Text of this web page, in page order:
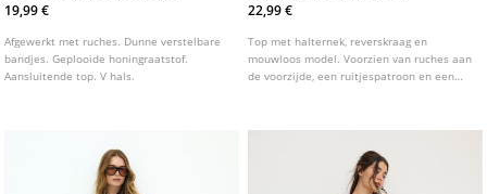
19,99 €
Afgewerkt met ruches. Dunne verstelbare
bandjes. Geplooide honingraatstof.
Aansluitende top. V hals.
22,99 €
Top met halternek, reverskraag en
mouwloos model. Voorzien van ruches aan
de voorzijde, een ruitjespatroon en een